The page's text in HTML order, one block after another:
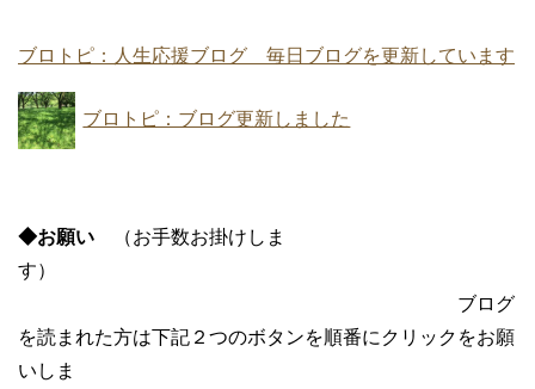
ブロトピ：人生応援ブログ 毎日ブログを更新しています
ブロトピ：ブログ更新しました
◆お願い （お手数お掛けしま
す）
ブログ
を読まれた方は下記２つのボタンを順番にクリックをお願
いしま